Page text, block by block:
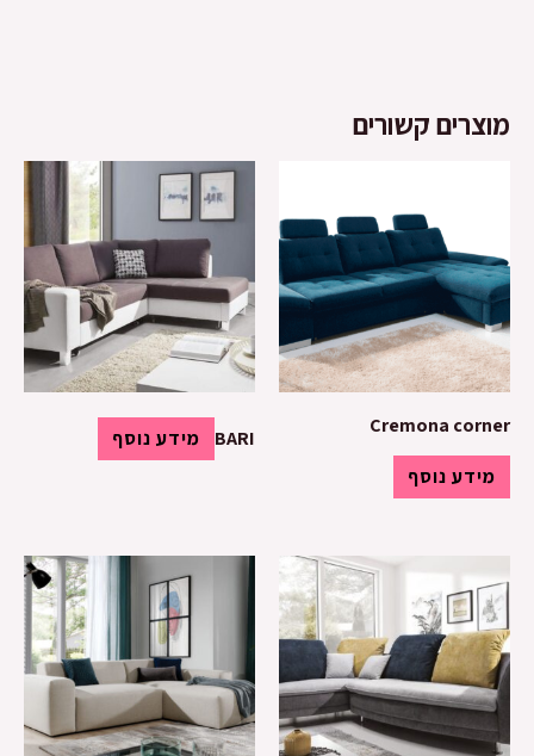
מוצרים קשורים
Cremona corner
מידע נוסף
BARI מידע נוסף